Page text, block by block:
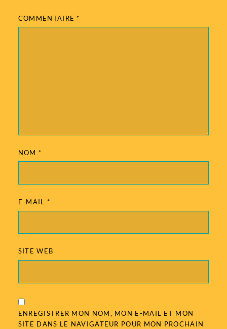
COMMENTAIRE*
NOM*
E-MAIL *
SITE WEB
ENREGISTRER MON NOM, MON E-MAIL ET MON
SITE DANS LE NAVIGATEUR POUR MON PROCHAIN